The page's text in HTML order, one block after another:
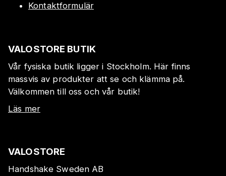
Kontaktformulär
VALOSTORE BUTIK
Vår fysiska butik ligger i Stockholm. Här finns
massvis av produkter att se och klämma på.
Välkommen till oss och vår butik!
Läs mer
VALOSTORE
Handshake Sweden AB